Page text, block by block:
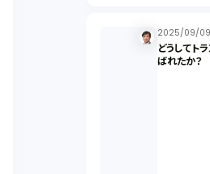
消費者契約法（5）2025/09/09
どうしてト
ばれたか？